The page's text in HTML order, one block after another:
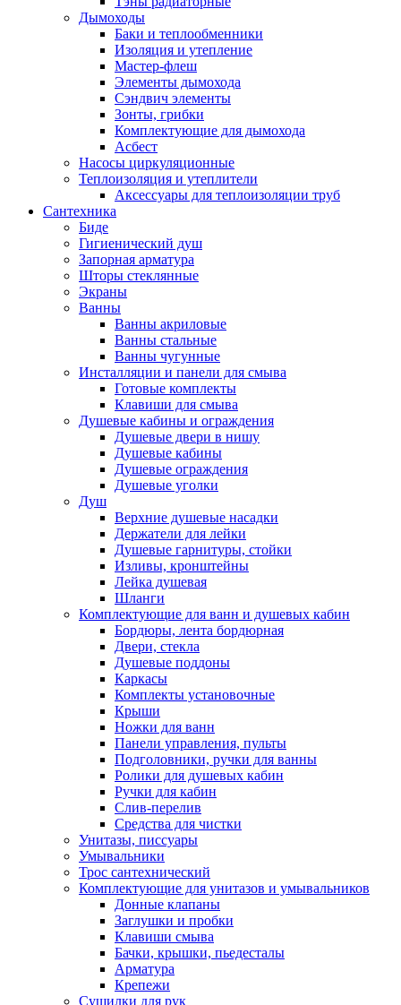
Дымоходы
Баки и теплообменники
Изоляция и утепление
Мастер-флеш
Элементы дымохода
Сэндвич элементы
Зонты, грибки
Комплектующие для дымохода
Асбест
Насосы циркуляционные
Теплоизоляция и утеплители
Аксессуары для теплоизоляции труб
Сантехника
Биде
Гигиенический душ
Запорная арматура
Шторы стеклянные
Экраны
Ванны
Ванны акриловые
Ванны стальные
Ванны чугунные
Инсталляции и панели для смыва
Готовые комплекты
Клавиши для смыва
Душевые кабины и ограждения
Душевые двери в нишу
Душевые кабины
Душевые ограждения
Душевые уголки
Душ
Верхние душевые насадки
Держатели для лейки
Душевые гарнитуры, стойки
Изливы, кронштейны
Лейка душевая
Шланги
Комплектующие для ванн и душевых кабин
Бордюры, лента бордюрная
Двери, стекла
Душевые поддоны
Каркасы
Комплекты установочные
Крыши
Ножки для ванн
Панели управления, пульты
Подголовники, ручки для ванны
Ролики для душевых кабин
Ручки для кабин
Слив-перелив
Средства для чистки
Унитазы, писсуары
Умывальники
Трос сантехнический
Комплектующие для унитазов и умывальников
Донные клапаны
Заглушки и пробки
Клавиши смыва
Бачки, крышки, пьедесталы
Арматура
Крепежи
Сушилки для рук